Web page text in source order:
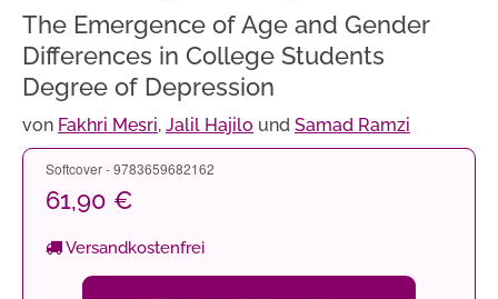
The Emergence of Age and Gender
Differences in College Students
Degree of Depression
von Fakhri Mesri, Jalil Hajilo und Samad Ramzi
Softcover - 9783659682162
61,90 €
Versandkostenfrei